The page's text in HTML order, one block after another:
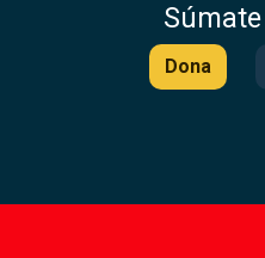
Dona